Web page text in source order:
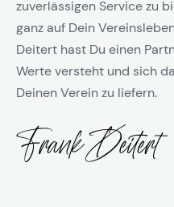
zuverlässigen Service zu
ganz auf Dein
Deitert hast Du einen
Werte versteht und sich
Deinen Verein zu liefern.